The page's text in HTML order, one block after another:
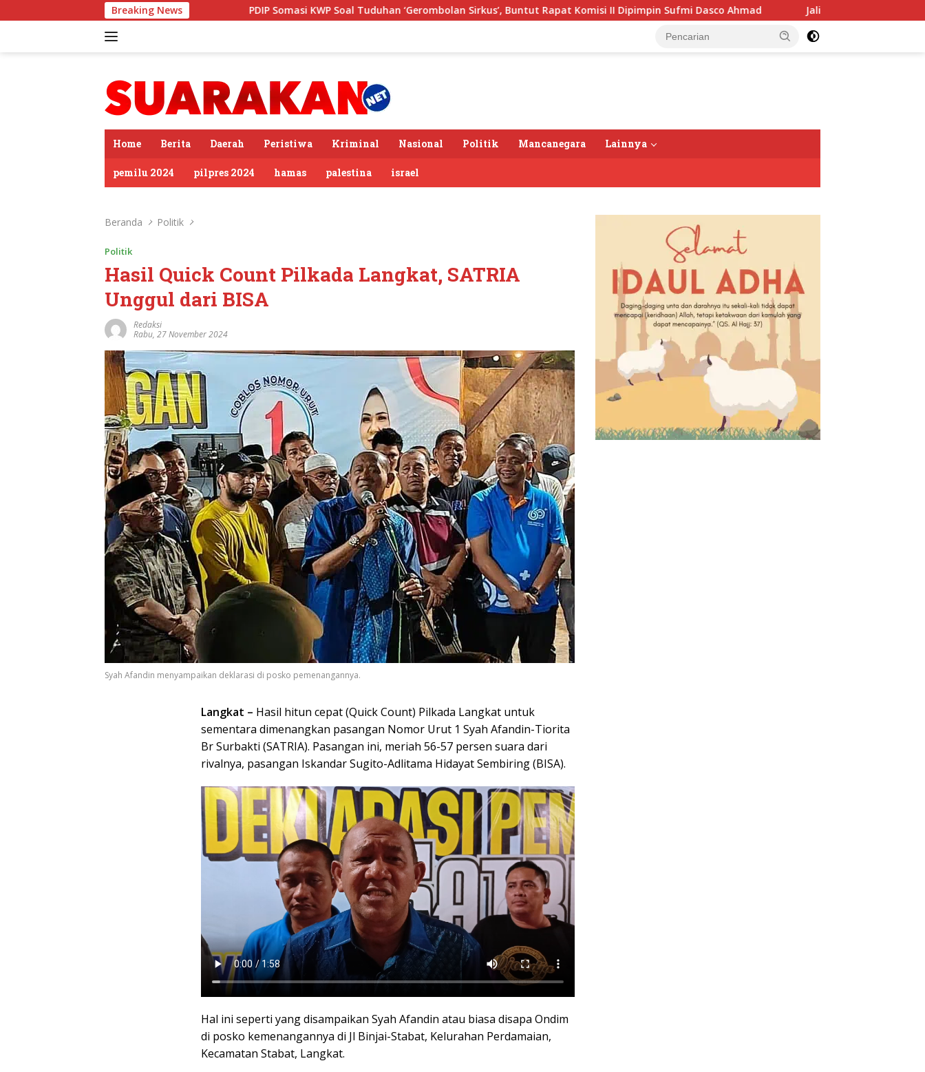
ke
Breaking NewsPDIP Somasi KWP Soal Tuduhan ‘Gerombolan Sirkus’, Buntut Rapat Komisi II Dipimpin Sufmi Dasco Ahmad Jalin Silaturahmi, Kapolres Langkat Ngopi
Home Berita Daerah Peristiwa Kriminal Nasional Politik Mancanegara Lainnya
pemilu 2024 pilpres 2024 hamas palestina israel
Beranda Politik
Politik
Hasil Quick Count Pilkada Langkat, SATRIA
Unggul dari BISA
Redaksi
Rabu, 27 November 2024
Syah Afandin menyampaikan deklarasi di posko pemenangannya.
Langkat – Hasil hitun cepat (Quick Count) Pilkada Langkat untuk
sementara dimenangkan pasangan Nomor Urut 1 Syah Afandin-Tiorita
Br Surbakti (SATRIA). Pasangan ini, meriah 56-57 persen suara dari
rivalnya, pasangan Iskandar Sugito-Adlitama Hidayat Sembiring (BISA).
Hal ini seperti yang disampaikan Syah Afandin atau biasa disapa Ondim
di posko kemenangannya di Jl Binjai-Stabat, Kelurahan Perdamaian,
Kecamatan Stabat, Langkat.